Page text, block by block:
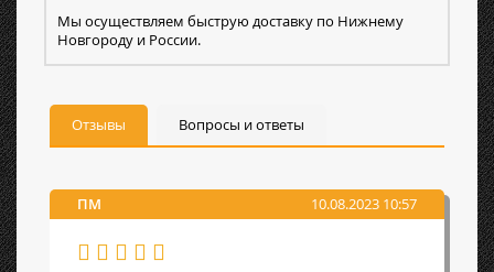
Мы осуществляем быструю доставку по Нижнему
Новгороду и России.
Отзывы Вопросы и ответы
ПМ 10.08.2023 10:57